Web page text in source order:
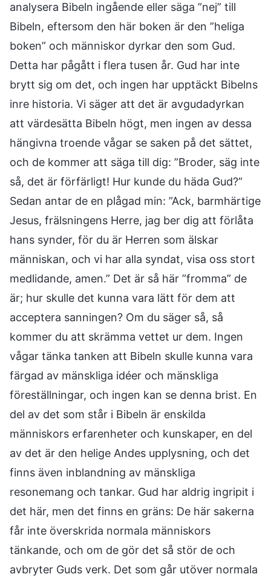
analysera Bibeln ingående eller säga ”nej” till
Bibeln, eftersom den här boken är den ”heliga
boken” och människor dyrkar den som Gud.
Detta har pågått i flera tusen år. Gud har inte
brytt sig om det, och ingen har upptäckt Bibelns
inre historia. Vi säger att det är avgudadyrkan
att värdesätta Bibeln högt, men ingen av dessa
hängivna troende vågar se saken på det sättet,
och de kommer att säga till dig: ”Broder, säg inte
så, det är förfärligt! Hur kunde du häda Gud?”
Sedan antar de en plågad min: ”Ack, barmhärtige
Jesus, frälsningens Herre, jag ber dig att förlåta
hans synder, för du är Herren som älskar
människan, och vi har alla syndat, visa oss stort
medlidande, amen.” Det är så här ”fromma” de
är; hur skulle det kunna vara lätt för dem att
acceptera sanningen? Om du säger så, så
kommer du att skrämma vettet ur dem. Ingen
vågar tänka tanken att Bibeln skulle kunna vara
färgad av mänskliga idéer och mänskliga
föreställningar, och ingen kan se denna brist. En
del av det som står i Bibeln är enskilda
människors erfarenheter och kunskaper, en del
av det är den helige Andes upplysning, och det
finns även inblandning av mänskliga
resonemang och tankar. Gud har aldrig ingripit i
det här, men det finns en gräns: De här sakerna
får inte överskrida normala människors
tänkande, och om de gör det så stör de och
avbryter Guds verk. Det som går utöver normala